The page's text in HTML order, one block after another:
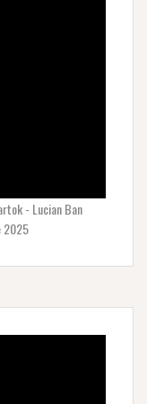
- Lucian Ban
2025